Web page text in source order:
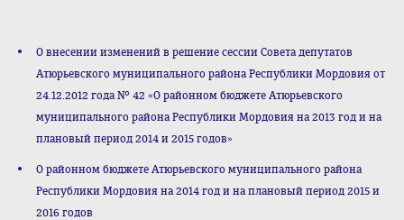
О внесении изменений в решение сессии Совета депутатов
Атюрьевского муниципального района Республики Мордовия от
24.12.2012 года № 42 «О районном бюджете Атюрьевского
муниципального района Республики Мордовия на 2013 год и на
плановый период 2014 и 2015 годов»
О районном бюджете Атюрьевского муниципального района
Республики Мордовия на 2014 год и на плановый период 2015 и
2016 годов